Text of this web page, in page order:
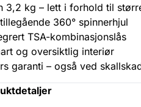
3,2 kg – lett i forhold til
360° spinnerhjul
TSA-kombinasjonslås
og oversiktlig interiør
garanti – også ved